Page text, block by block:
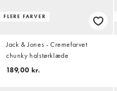
FLERE FARVER
Jack & Jones - Cremefarvet
chunky halstørklæde
189,00 kr.